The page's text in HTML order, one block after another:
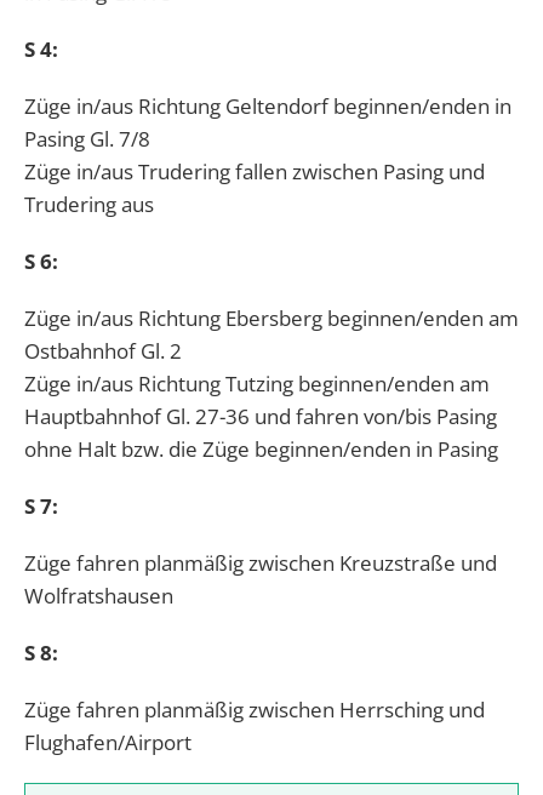
S 4:
Züge in/aus Richtung Geltendorf beginnen/enden in
Pasing Gl. 7/8
Züge in/aus Trudering fallen zwischen Pasing und
Trudering aus
S 6:
Züge in/aus Richtung Ebersberg beginnen/enden am
Ostbahnhof Gl. 2
Züge in/aus Richtung Tutzing beginnen/enden am
Hauptbahnhof Gl. 27-36 und fahren von/bis Pasing
ohne Halt bzw. die Züge beginnen/enden in Pasing
S 7:
Züge fahren planmäßig zwischen Kreuzstraße und
Wolfratshausen
S 8:
Züge fahren planmäßig zwischen Herrsching und
Flughafen/Airport